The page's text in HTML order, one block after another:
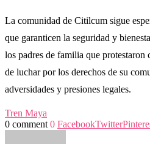
La comunidad de Citilcum sigue
que garanticen la seguridad y
los padres de familia que
de luchar por los derechos de su
adversidades y presiones legales.
Tren Maya
0 comment 0 FacebookTwitter